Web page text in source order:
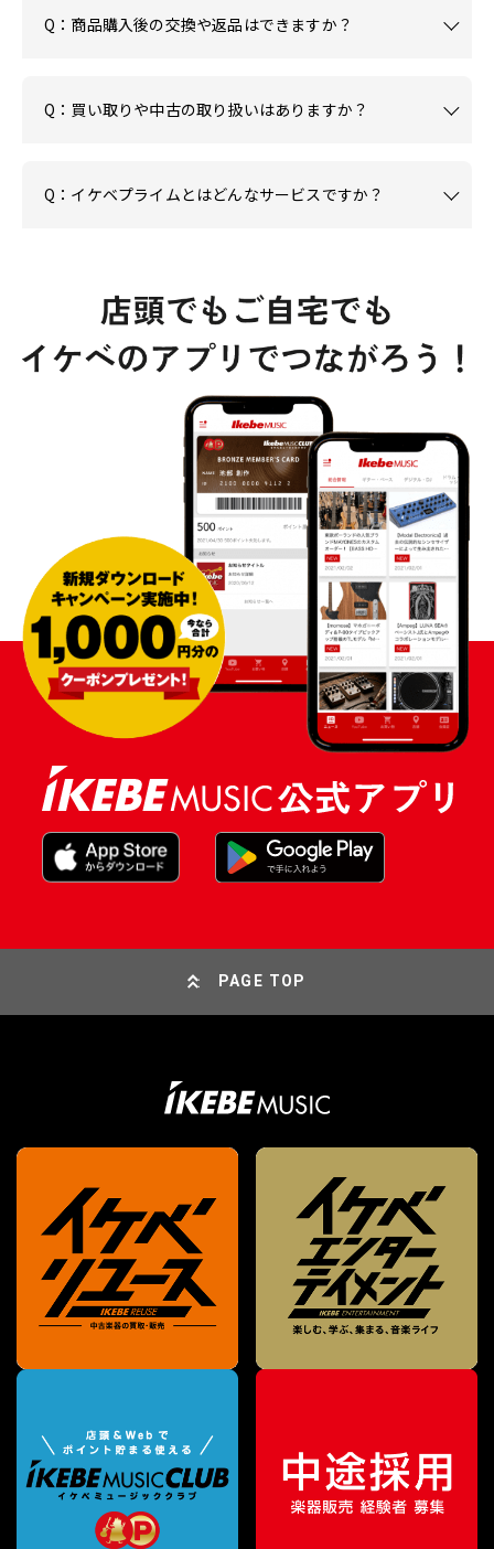
Q：商品購入後の交換や返品はできますか？
Q：買い取りや中古の取り扱いはありますか？
Q：イケベプライムとはどんなサービスですか？
PAGE TOP